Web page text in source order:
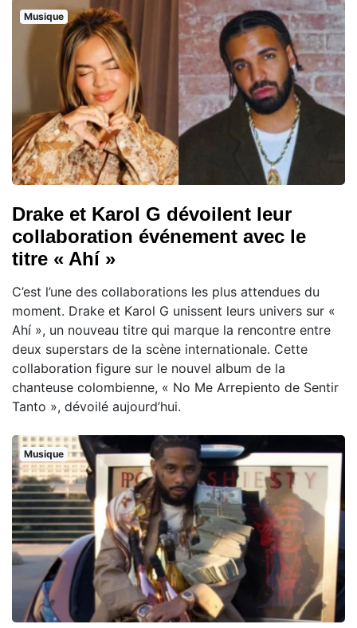
Musique
Drake et Karol G dévoilent leur
collaboration événement avec le
titre « Ahí »
C’est l’une des collaborations les plus attendues du
moment. Drake et Karol G unissent leurs univers sur «
Ahí », un nouveau titre qui marque la rencontre entre
deux superstars de la scène internationale. Cette
collaboration figure sur le nouvel album de la
chanteuse colombienne, « No Me Arrepiento de Sentir
Tanto », dévoilé aujourd’hui.
Musique